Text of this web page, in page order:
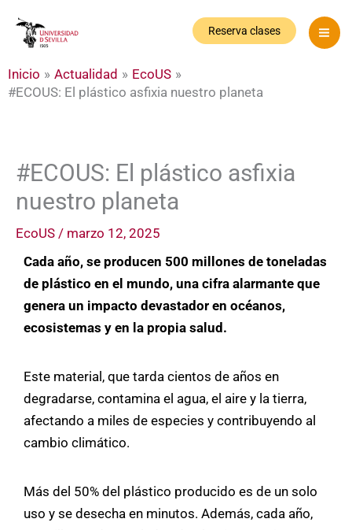
Reserva clases
Inicio Actualidad
EcoUS
#ECOUS: El plástico asfixia nuestro planeta
#ECOUS: El plástico asfixia
nuestro planeta
EcoUS / marzo 12, 2025
Cada año, se producen 500 millones de toneladas
de plástico en el mundo, una cifra alarmante que
genera un impacto devastador en océanos,
ecosistemas y en la propia salud.
Este material, que tarda cientos de años en
degradarse, contamina el agua, el aire y la tierra,
afectando a miles de especies y contribuyendo al
cambio climático.
Más del 50% del plástico producido es de un solo
uso y se desecha en minutos. Además, cada año,